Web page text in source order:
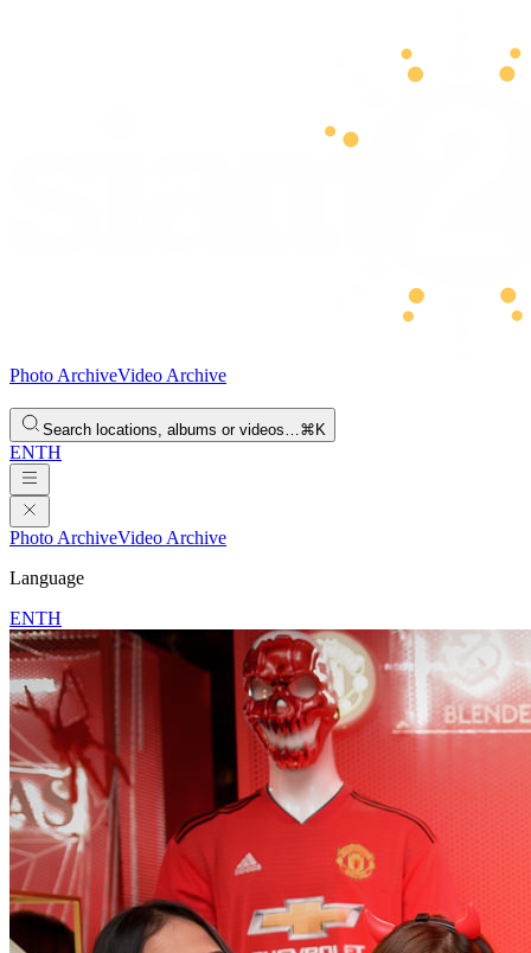
Photo ArchiveVideo Archive
Search locations, albums or videos…⌘K
ENTH
Photo ArchiveVideo Archive
Language
ENTH